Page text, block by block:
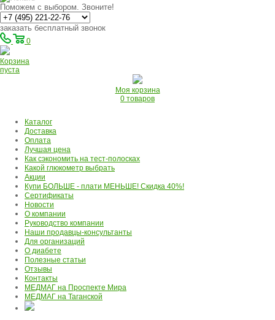
Поможем с выбором. Звоните!
заказать бесплатный звонок
0
Корзина
пуста
Моя корзина
0 товаров
Каталог
Доставка
Оплата
Лучшая цена
Как сэкономить на тест-полосках
Какой глюкометр выбрать
Акции
Купи БОЛЬШЕ - плати МЕНЬШЕ! Скидка 40%!
Сертификаты
Новости
О компании
Руководство компании
Наши продавцы-консультанты
Для организаций
О диабете
Полезные статьи
Отзывы
Контакты
МЕДМАГ на Проспекте Мира
МЕДМАГ на Таганской